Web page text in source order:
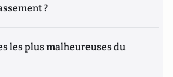
?
les plus malheureuses du